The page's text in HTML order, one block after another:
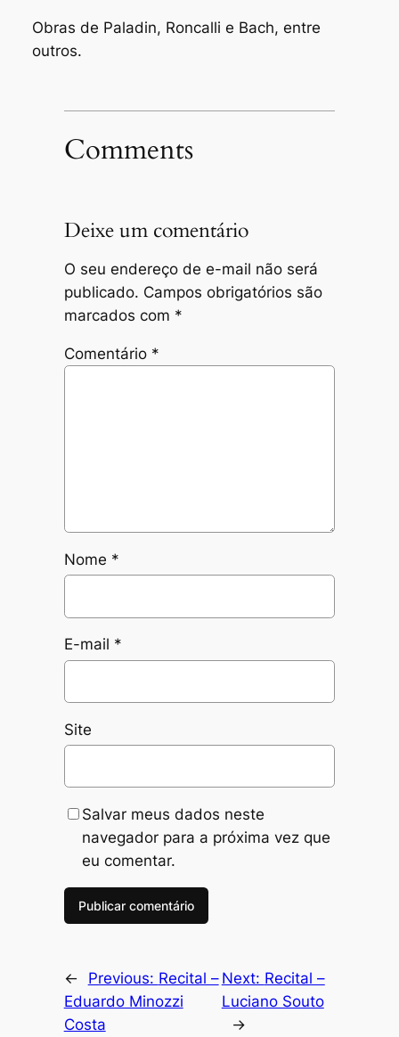
Obras de Paladin, Roncalli e Bach, entre
outros.
Comments
Deixe um comentário
O seu endereço de e-mail não será
publicado. Campos obrigatórios são
marcados com *
Comentário *
Nome *
E-mail *
Site
Salvar meus dados neste
navegador para a próxima vez que
eu comentar.
← Previous: Recital –
Eduardo Minozzi
Costa
Next: Recital –
Luciano Souto
→